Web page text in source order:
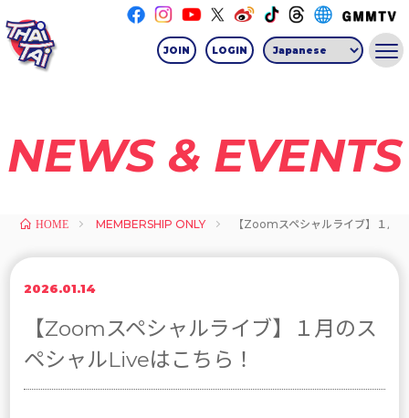
JOIN LOGIN
NEWS & EVENTS
HOME MEMBERSHIP ONLY 【Zoomスペシャルライブ】１月
2026.01.14
【Zoomスペシャルライブ】１月のス
ペシャルLiveはこちら！